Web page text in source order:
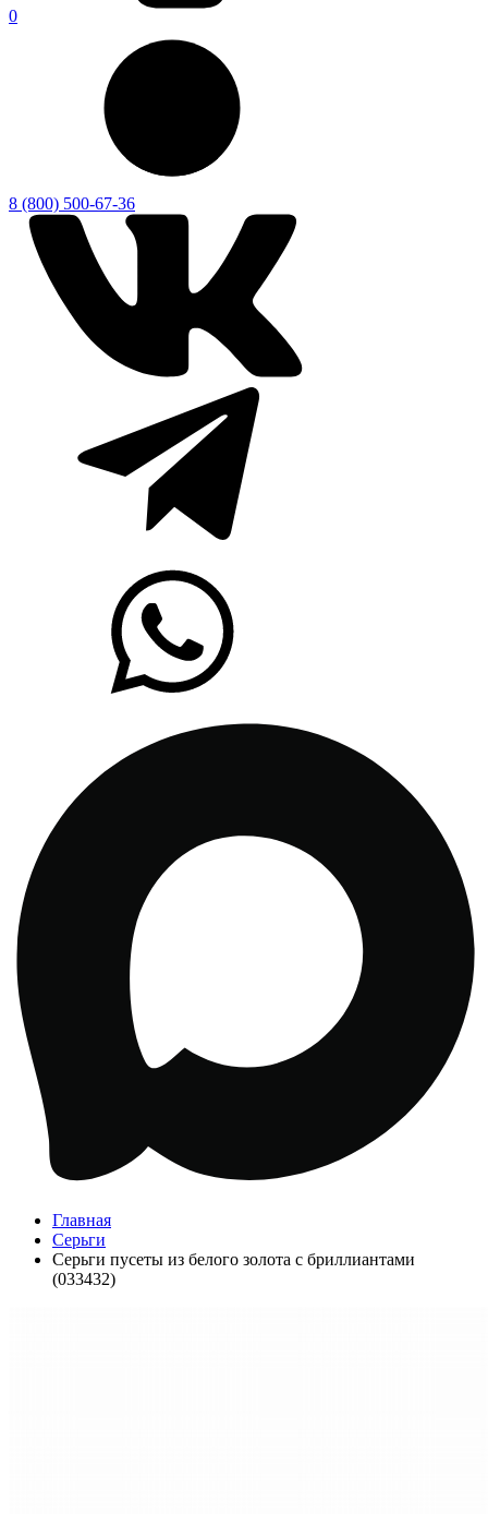
0
8 (800) 500-67-36
Главная
Серьги
Серьги пусеты из белого золота с бриллиантами
(033432)